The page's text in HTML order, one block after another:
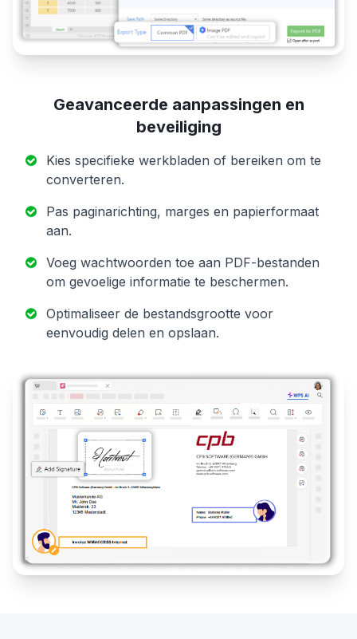
Geavanceerde aanpassingen en
beveiliging
Kies specifieke werkbladen of bereiken om te
converteren.
Pas paginarichting, marges en papierformaat
aan.
Voeg wachtwoorden toe aan PDF-bestanden
om gevoelige informatie te beschermen.
Optimaliseer de bestandsgrootte voor
eenvoudig delen en opslaan.